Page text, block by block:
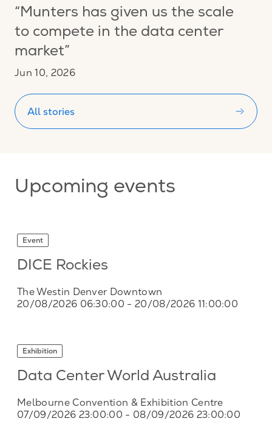
“Munters has given us the scale
to compete in the data center
market”
Jun 10, 2026
All stories
Upcoming events
Event
DICE Rockies
The Westin Denver Downtown
20/08/2026 06:30:00 - 20/08/2026 11:00:00
Exhibition
Data Center World Australia
Melbourne Convention & Exhibition Centre
07/09/2026 23:00:00 - 08/09/2026 23:00:00